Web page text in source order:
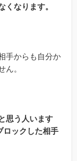
くなります。
手からも自分か
ん。
思う人います
ロックした相手